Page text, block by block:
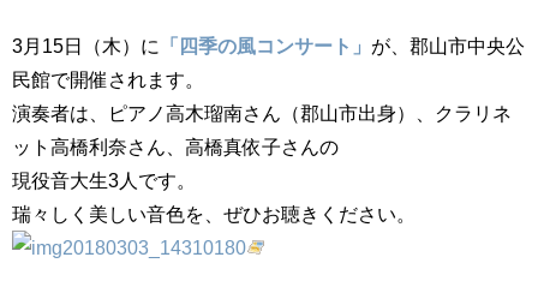
3月15日（木）に 「四季の風コンサート」 が、郡山市中央公
民館で開催されます。
演奏者は、ピアノ高木瑠南さん（郡山市出身）、クラリネ
ット高橋利奈さん、高橋真依子さんの
現役音大生3人です。
瑞々しく美しい音色を、ぜひお聴きください。